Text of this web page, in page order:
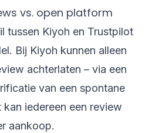
vs. open platform
tussen Kiyoh en Trustpilot
Bij Kiyoh kunnen alleen
achterlaten – via een
van een spontane
iedereen een review
aankoop.